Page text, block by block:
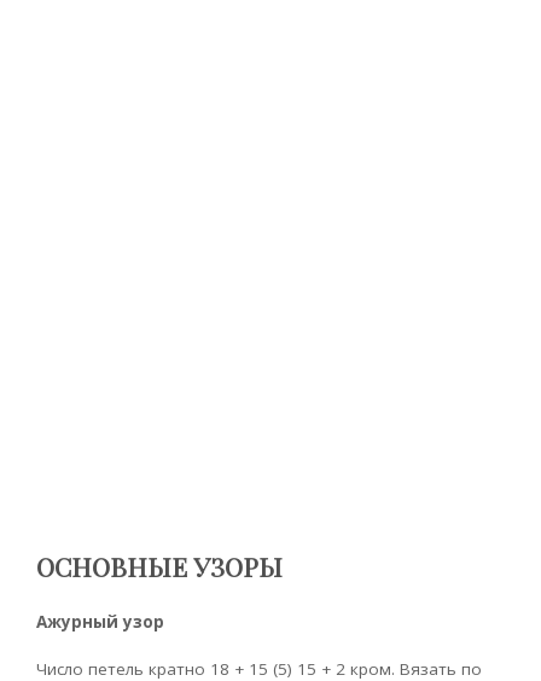
ОСНОВНЫЕ УЗОРЫ
Ажурный узор
Число петель кратно 18 + 15 (5) 15 + 2 кром. Вязать по